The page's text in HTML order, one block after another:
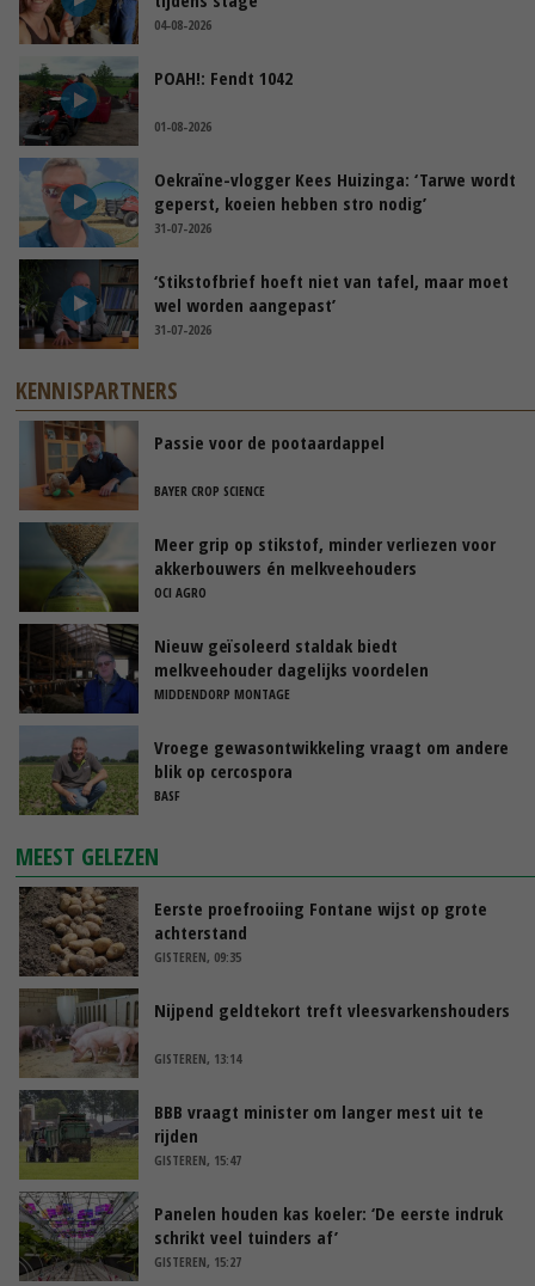
04-08-2026
POAH!: Fendt 1042
01-08-2026
Oekraïne-vlogger Kees Huizinga: ‘Tarwe wordt
geperst, koeien hebben stro nodig’
31-07-2026
‘Stikstofbrief hoeft niet van tafel, maar moet
wel worden aangepast’
31-07-2026
KENNISPARTNERS
Passie voor de pootaardappel
BAYER CROP SCIENCE
Meer grip op stikstof, minder verliezen voor
akkerbouwers én melkveehouders
OCI AGRO
Nieuw geïsoleerd staldak biedt
melkveehouder dagelijks voordelen
MIDDENDORP MONTAGE
Vroege gewasontwikkeling vraagt om andere
blik op cercospora
BASF
MEEST GELEZEN
Eerste proefrooiing Fontane wijst op grote
achterstand
GISTEREN, 09:35
Nijpend geldtekort treft vleesvarkenshouders
GISTEREN, 13:14
BBB vraagt minister om langer mest uit te
rijden
GISTEREN, 15:47
Panelen houden kas koeler: ‘De eerste indruk
schrikt veel tuinders af’
GISTEREN, 15:27